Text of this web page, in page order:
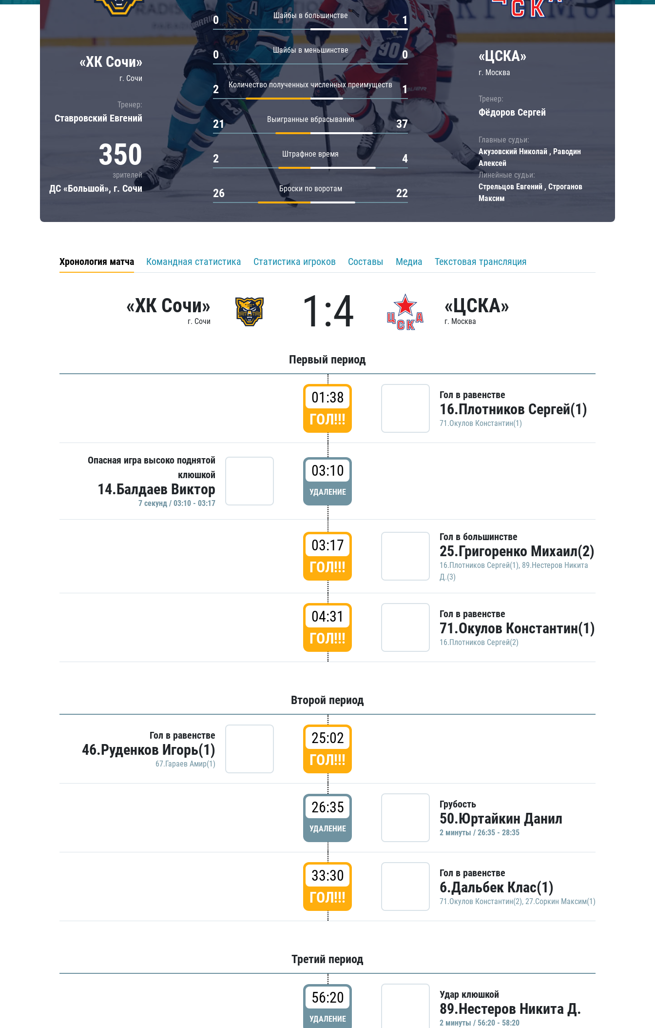
Локомотив
ЦСКА
Шанхайские Драконы
Амур
Барыс
Салават Юлаев
«ХК Сочи»
г. Сочи
Тренер:
Ставровский Евгений
350
зрителей
ДС «Большой», г. Сочи
Шайбы в большинстве
0 1
Шайбы в меньшинстве
0 0
Количество полученных численных преимуществ
2 1
Выигранные вбрасывания
21 37
Штрафное время
2 4
Броски по воротам
26 22
«ЦСКА»
г. Москва
Тренер:
Фёдоров Сергей
Главные судьи:
Акузовский Николай , Раводин
Алексей
Линейные судьи:
Стрельцов Евгений , Строганов
Максим
Хронология матча Командная статистика Статистика игроков Составы Медиа Текстовая трансляция
«ХК Сочи»
г. Сочи 1:4 «ЦСКА»
г. Москва
Первый период
01:38
ГОЛ!!!
Гол в равенстве
16.Плотников Сергей(1)
71.Окулов Константин(1)
Опасная игра высоко поднятой
клюшкой
14.Балдаев Виктор
7 секунд / 03:10 - 03:17
03:10
УДАЛЕНИЕ
03:17
ГОЛ!!!
Гол в большинстве
25.Григоренко Михаил(2)
16.Плотников Сергей(1), 89.Нестеров Никита
Д.(3)
04:31
ГОЛ!!!
Гол в равенстве
71.Окулов Константин(1)
16.Плотников Сергей(2)
Второй период
Гол в равенстве
46.Руденков Игорь(1)
67.Гараев Амир(1)
25:02
ГОЛ!!!
26:35
УДАЛЕНИЕ
Грубость
50.Юртайкин Данил
2 минуты / 26:35 - 28:35
33:30
ГОЛ!!!
Гол в равенстве
6.Дальбек Клас(1)
71.Окулов Константин(2), 27.Соркин Максим(1)
Третий период
56:20
УДАЛЕНИЕ
Удар клюшкой
89.Нестеров Никита Д.
2 минуты / 56:20 - 58:20